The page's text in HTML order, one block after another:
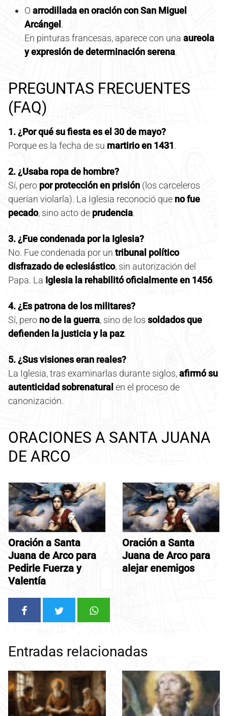
O arrodillada en oración con San Miguel
Arcángel.
En pinturas francesas, aparece con una aureola
y expresión de determinación serena.
PREGUNTAS FRECUENTES
(FAQ)
1. ¿Por qué su fiesta es el 30 de mayo?
Porque es la fecha de su martirio en 1431.
2. ¿Usaba ropa de hombre?
Sí, pero por protección en prisión (los carceleros
querían violarla). La Iglesia reconoció que no fue
pecado, sino acto de prudencia.
3. ¿Fue condenada por la Iglesia?
No. Fue condenada por un tribunal político
disfrazado de eclesiástico, sin autorización del
Papa. La Iglesia la rehabilitó oficialmente en 1456.
4. ¿Es patrona de los militares?
Sí, pero no de la guerra, sino de los soldados que
defienden la justicia y la paz.
5. ¿Sus visiones eran reales?
La Iglesia, tras examinarlas durante siglos,afirmó su
autenticidad sobrenatural en el proceso de
canonización.
ORACIONES A SANTA JUANA
DE ARCO
Oración a Santa
Juana de Arco para
Pedirle Fuerza y
Valentía
Oración a Santa
Juana de Arco para
alejar enemigos
Entradas relacionadas